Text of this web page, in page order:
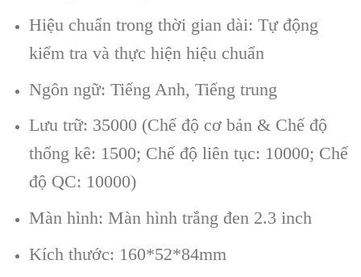
Hiệu chuẩn trong thời gian dài: Tự động
kiểm tra và thực hiện hiệu chuẩn
Ngôn ngữ: Tiếng Anh, Tiếng trung
Lưu trữ: 35000 (Chế độ cơ bản & Chế độ
thống kê: 1500; Chế độ liên tục: 10000; Chế
độ QC: 10000)
Màn hình: Màn hình trắng đen 2.3 inch
Kích thước: 160*52*84mm